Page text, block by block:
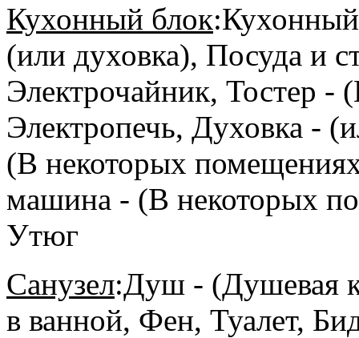
Кухонный блок:
(или духовка), Посуда и
Электрочайник, Тостер
Электропечь, Духовка -
(В некоторых
машина - (В некоторых
Утюг
Санузел:Душ - (Душевая
в ванной, Фен, Туалет,